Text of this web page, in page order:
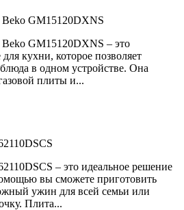
GM15120DXNS
GM15120DXNS – это
кухни, которое позволяет
в одном устройстве. Она
плиты и...
– это идеальное решение
вы сможете приготовить
ужин для всей семьи или
Плита...